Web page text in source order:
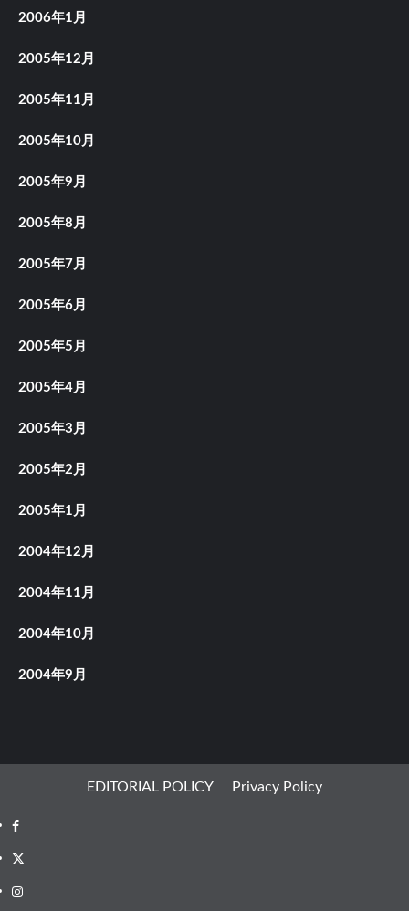
2006年1月
2005年12月
2005年11月
2005年10月
2005年9月
2005年8月
2005年7月
2005年6月
2005年5月
2005年4月
2005年3月
2005年2月
2005年1月
2004年12月
2004年11月
2004年10月
2004年9月
EDITORIAL POLICY Privacy Policy
Facebook
X
Instagram